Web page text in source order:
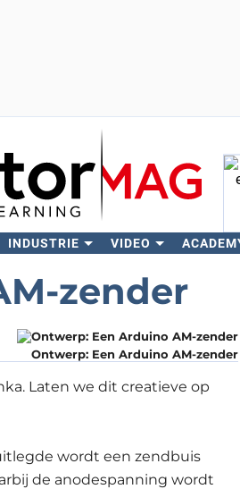
INDUSTRIE VIDEO
zender
Ontwerp: Een Arduino AM-zender
Laten we dit creatieve op
wordt een zendbuis
de anodespanning wordt